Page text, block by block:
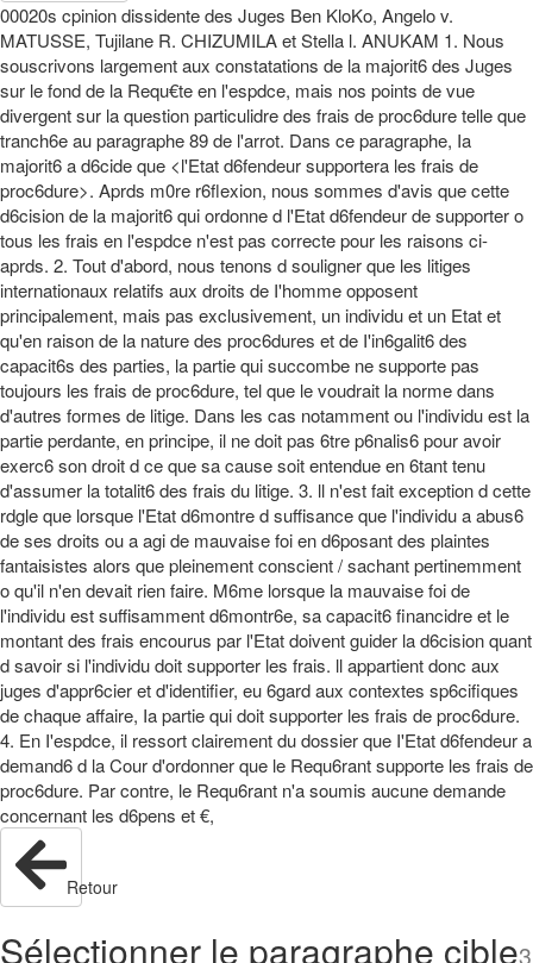
00020s cpinion dissidente des Juges Ben KloKo, Angelo v.
MATUSSE, Tujilane R. CHIZUMILA et Stella l. ANUKAM 1. Nous
souscrivons largement aux constatations de la majorit6 des Juges
sur le fond de la Requ€te en l'espdce, mais nos points de vue
divergent sur la question particulidre des frais de proc6dure telle que
tranch6e au paragraphe 89 de l'arrot. Dans ce paragraphe, Ia
majorit6 a d6cide que <l'Etat d6fendeur supportera les frais de
proc6dure>. Aprds m0re r6flexion, nous sommes d'avis que cette
d6cision de la majorit6 qui ordonne d l'Etat d6fendeur de supporter o
tous les frais en l'espdce n'est pas correcte pour les raisons ci-
aprds. 2. Tout d'abord, nous tenons d souligner que les litiges
internationaux relatifs aux droits de I'homme opposent
principalement, mais pas exclusivement, un individu et un Etat et
qu'en raison de la nature des proc6dures et de I'in6galit6 des
capacit6s des parties, la partie qui succombe ne supporte pas
toujours les frais de proc6dure, tel que le voudrait la norme dans
d'autres formes de litige. Dans les cas notamment ou l'individu est la
partie perdante, en principe, il ne doit pas 6tre p6nalis6 pour avoir
exerc6 son droit d ce que sa cause soit entendue en 6tant tenu
d'assumer la totalit6 des frais du litige. 3. ll n'est fait exception d cette
rdgle que lorsque l'Etat d6montre d suffisance que l'individu a abus6
de ses droits ou a agi de mauvaise foi en d6posant des plaintes
fantaisistes alors que pleinement conscient / sachant pertinemment
o qu'il n'en devait rien faire. M6me lorsque la mauvaise foi de
l'individu est suffisamment d6montr6e, sa capacit6 financidre et le
montant des frais encourus par l'Etat doivent guider la d6cision quant
d savoir si l'individu doit supporter les frais. ll appartient donc aux
juges d'appr6cier et d'identifier, eu 6gard aux contextes sp6cifiques
de chaque affaire, Ia partie qui doit supporter les frais de proc6dure.
4. En I'espdce, il ressort clairement du dossier que I'Etat d6fendeur a
demand6 d la Cour d'ordonner que le Requ6rant supporte les frais de
proc6dure. Par contre, le Requ6rant n'a soumis aucune demande
concernant les d6pens et €,
Retour
Sélectionner le paragraphe cible3